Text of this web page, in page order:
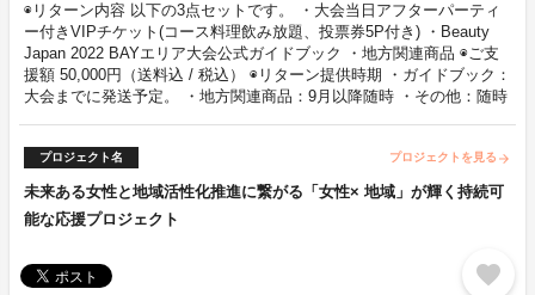
◉リターン内容 以下の3点セットです。 ・大会当日アフターパーティ
ー付きVIPチケット(コース料理飲み放題、投票券5P付き) ・Beauty
Japan 2022 BAYエリア大会公式ガイドブック ・地方関連商品 ◉ご支
援額 50,000円（送料込 / 税込） ◉リターン提供時期 ・ガイドブック：
大会までに発送予定。 ・地方関連商品：9月以降随時 ・その他：随時
プロジェクト名 プロジェクトを見る arrow_forward
未来ある女性と地域活性化推進に繋がる「女性× 地域」が輝く持続可
能な応援プロジェクト
favorite